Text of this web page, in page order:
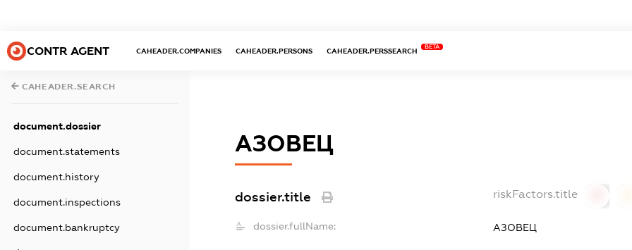
CONTR AGENT CAHEADER.COMPANIES CAHEADER.PERSONS CAHEADER.PERSSEARCH
BETA
CAHEADER.SEARCH
document.dossier
document.statements
document.history
document.inspections
document.bankruptcy
АЗОВЕЦ
dossier.title riskFactors.title
dossier.fullName: АЗОВЕЦ